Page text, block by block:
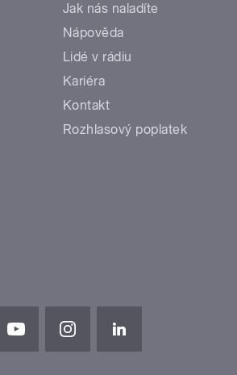
Jak nás naladíte
Nápověda
Lidé v rádiu
Kariéra
Kontakt
Rozhlasový poplatek